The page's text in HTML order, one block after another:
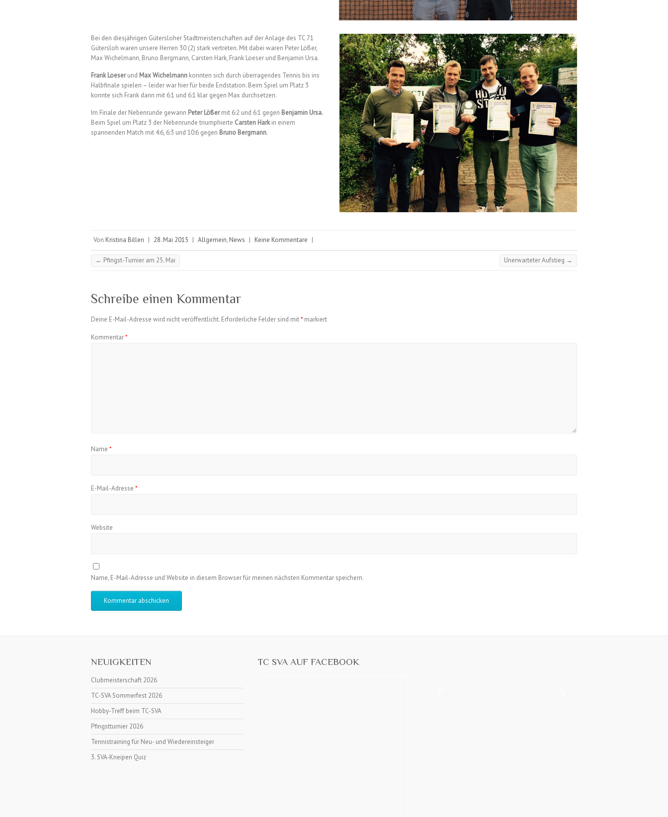
Bei den diesjährigen Gütersloher Stadtmeisterschaften auf der Anlage des TC 71
Gütersloh waren unsere Herren 30 (2) stark vertreten. Mit dabei waren Peter Lößer,
Max Wichelmann, Bruno Bergmann, Carsten Hark, Frank Loeser und Benjamin Ursa.
Frank Loeserund Max Wichelmann konnten sich durch überragendes Tennis bis ins
Halbfinale spielen – leider war hier für beide Endstation. Beim Spiel um Platz 3
konnte sich Frank dann mit 6:1 und 6:1 klar gegen Max durchsetzen.
Im Finale der Nebenrunde gewann Peter Lößermit 6:2 und 6:1 gegen Benjamin Ursa.
Beim Spiel um Platz 3 der Nebenrunde triumphierte Carsten Harkin einem
spannenden Match mit 4:6, 6:3 und 10:6 gegen Bruno Bergmann.
Von Kristina Billen | 28. Mai 2015 | Allgemein, News | Keine Kommentare |
← Pfingst-Turnier am 25. Mai Unerwarteter Aufstieg →
Schreibe einen Kommentar
Deine E-Mail-Adresse wird nicht veröffentlicht. Erforderliche Felder sind mit* markiert
Kommentar*
Name *
E-Mail-Adresse *
Website
Name, E-Mail-Adresse und Website in diesem Browser für meinen nächsten Kommentar speichern.
NEUIGKEITEN
Clubmeisterschaft 2026
TC-SVA Sommerfest 2026
Hobby-Treff beim TC-SVA
Pfingstturnier 2026
Tennistraining für Neu- und Wiedereinsteiger
3. SVA-Kneipen Quiz
TC SVA AUF FACEBOOK